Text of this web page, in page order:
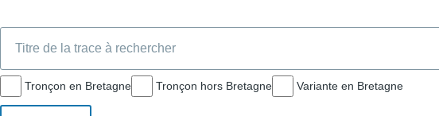
Tronçon en Bretagne Tronçon hors Bretagne Variante en Bretagne